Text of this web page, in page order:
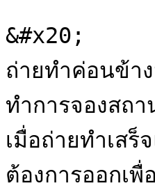
&#x20;
ถ่ายทำค่อนข้
ทำการจองสถ
เมื่อถ่ายทำเส
ต้องการออกเ